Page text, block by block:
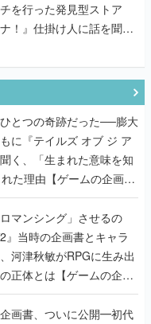
を行った発見型ストア
！』仕掛け人に話を聞い
ひとつの奇跡だった──膨大
に『テイルズ オブ ジ ア
く、「生まれた意味を知
た理由【ゲームの企画
マンシング」させるの
』当時の企画書とキャラ
河津秋敏がRPGに生み出
正体とは【ゲームの企画
企画書、ついに公開━初代